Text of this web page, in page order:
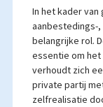
In het kader
aanbestedings-
belangrijke rol.
essentie om het
verhoudt zich
private partij
zelfrealisatie